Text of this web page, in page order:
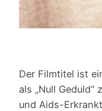
Der Filmtitel ist
als „Null
und Aids-